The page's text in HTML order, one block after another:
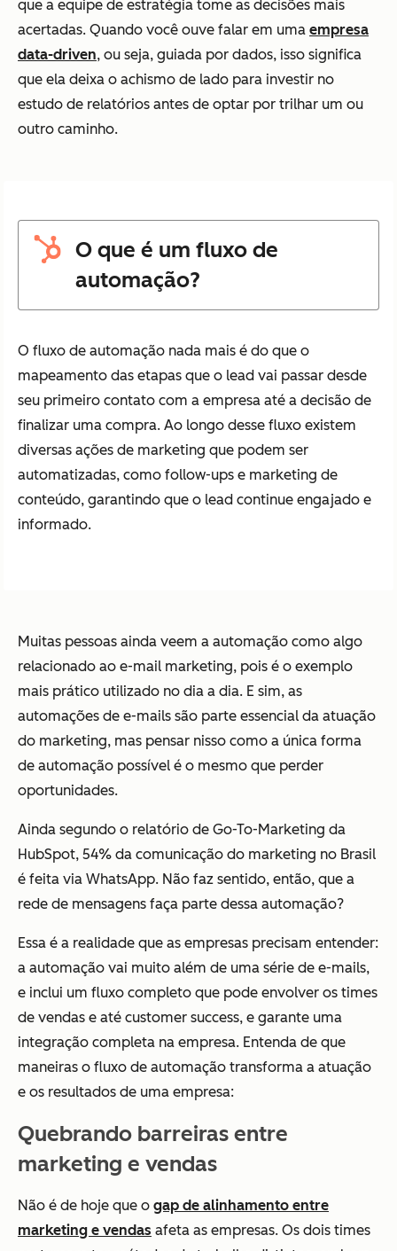
que a equipe de estratégia tome as decisões mais
acertadas. Quando você ouve falar em uma empresa
data-driven, ou seja, guiada por dados, isso significa
que ela deixa o achismo de lado para investir no
estudo de relatórios antes de optar por trilhar um ou
outro caminho.
O que é um fluxo de
automação?
O fluxo de automação nada mais é do que o
mapeamento das etapas que o lead vai passar desde
seu primeiro contato com a empresa até a decisão de
finalizar uma compra. Ao longo desse fluxo existem
diversas ações de marketing que podem ser
automatizadas, como follow-ups e marketing de
conteúdo, garantindo que o lead continue engajado e
informado.
Muitas pessoas ainda veem a automação como algo
relacionado ao e-mail marketing, pois é o exemplo
mais prático utilizado no dia a dia. E sim, as
automações de e-mails são parte essencial da atuação
do marketing, mas pensar nisso como a única forma
de automação possível é o mesmo que perder
oportunidades.
Ainda segundo o relatório de Go-To-Marketing da
HubSpot, 54% da comunicação do marketing no Brasil
é feita via WhatsApp. Não faz sentido, então, que a
rede de mensagens faça parte dessa automação?
Essa é a realidade que as empresas precisam entender:
a automação vai muito além de uma série de e-mails,
e inclui um fluxo completo que pode envolver os times
de vendas e até customer success, e garante uma
integração completa na empresa. Entenda de que
maneiras o fluxo de automação transforma a atuação
e os resultados de uma empresa:
Quebrando barreiras entre
marketing e vendas
Não é de hoje que o gap de alinhamento entre
marketing e vendas afeta as empresas. Os dois times